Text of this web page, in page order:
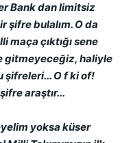
Bank dan limitsiz
şifre bulalım. O da
maça çıktığı sene
gitmeyeceğiz, haliyle
O f ki of!
araştır...
yoksa küser